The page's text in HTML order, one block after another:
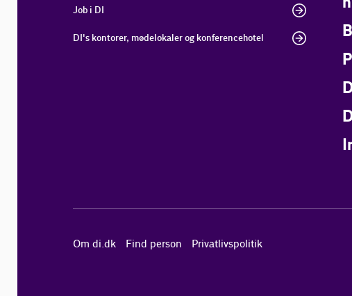
Job i DI
DI's kontorer, mødelokaler og konferencehotel
Om di.dk Find person Privatlivspolitik